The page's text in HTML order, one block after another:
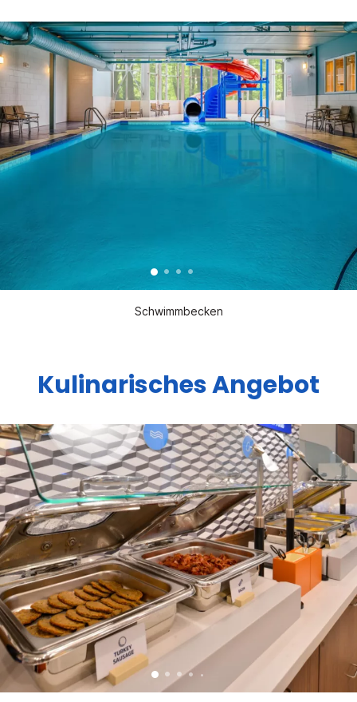
Schwimmbecken
Kulinarisches Angebot